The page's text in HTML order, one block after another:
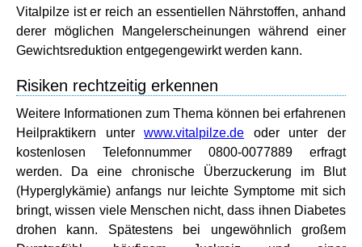
Vitalpilze ist er reich an essentiellen Nährstoffen, anhand
derer möglichen Mangelerscheinungen während einer
Gewichtsreduktion entgegengewirkt werden kann.
Risiken rechtzeitig erkennen
Weitere Informationen zum Thema können bei erfahrenen
Heilpraktikern unterwww.vitalpilze.de oder unter der
kostenlosen Telefonnummer 0800-0077889 erfragt
werden. Da eine chronische Überzuckerung im Blut
(Hyperglykämie) anfangs nur leichte Symptome mit sich
bringt, wissen viele Menschen nicht, dass ihnen Diabetes
drohen kann. Spätestens bei ungewöhnlich großem